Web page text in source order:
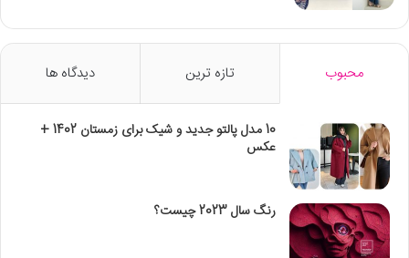
محبوب تازه ترین دیدگاه ها
10 مدل پالتو جدید و شیک برای زمستان 1402 +
عکس
رنگ سال 2023 چیست؟